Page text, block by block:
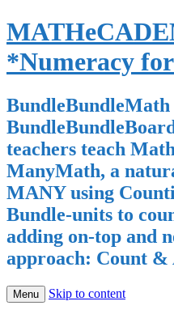
*Numeracy
BundleBundleMath
teachers teach
ManyMath, a
MANY using
Bundle-units to
adding on-top and
approach: Count &
Menu Skip to content